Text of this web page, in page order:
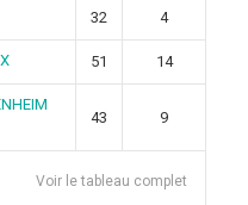
32 4
51 14
43 9
Voir le tableau complet